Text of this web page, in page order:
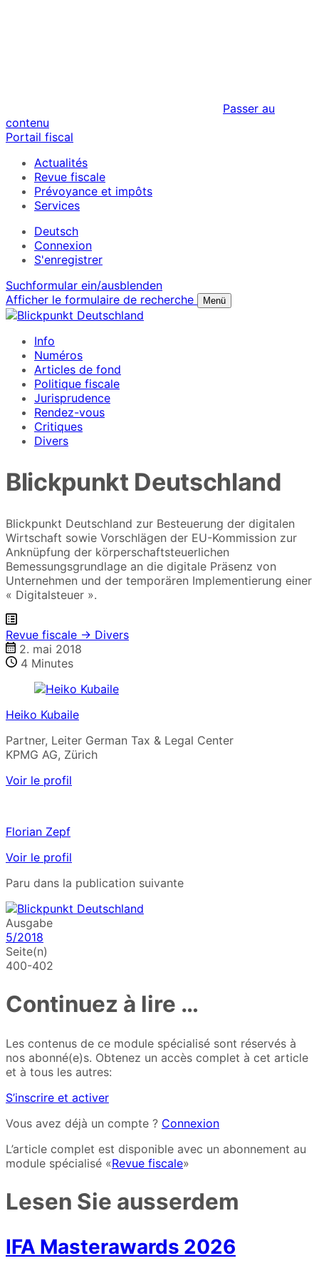
Passer au
contenu
Portail fiscal
Actualités
Revue fiscale
Prévoyance et impôts
Services
Deutsch
Connexion
S'enregistrer
Suchformular ein/ausblenden
Afficher le formulaire de recherche
Menü
Info
Numéros
Articles de fond
Politique fiscale
Jurisprudence
Rendez-vous
Critiques
Divers
Blickpunkt Deutschland
Blickpunkt Deutschland zur Besteuerung der digitalen
Wirtschaft sowie Vorschlägen der EU-Kommission zur
Anknüpfung der körperschaftsteuerlichen
Bemessungsgrundlage an die digitale Präsenz von
Unternehmen und der temporären Implementierung einer
« Digitalsteuer ».
Revue fiscale → Divers
2. mai 2018
4 Minutes
Heiko Kubaile
Partner, Leiter German Tax & Legal Center
KPMG AG, Zürich
Voir le profil
Florian Zepf
Voir le profil
Paru dans la publication suivante
Ausgabe
5/2018
Seite(n)
400-402
Continuez à lire …
Les contenus de ce module spécialisé sont réservés à
nos abonné(e)s. Obtenez un accès complet à cet article
et à tous les autres:
S’inscrire et activer
Vous avez déjà un compte ? Connexion
L’article complet est disponible avec un abonnement au
module spécialisé «Revue fiscale»
Lesen Sie ausserdem
IFA Masterawards 2026